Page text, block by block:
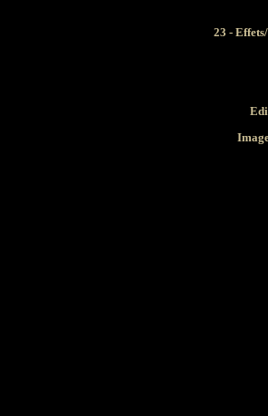
23 -